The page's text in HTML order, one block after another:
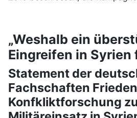
„Weshalb ein
Eingreifen in Syrien
Statement der
Fachschaften
Konfkliktforschung